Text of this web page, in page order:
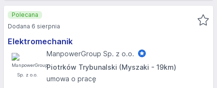
Elektromechanik
ManpowerGroup Sp. z o.o.
Piotrków Trybunalski (Myszaki - 19km)
umowa o pracę
Polecana
Dodana 6 sierpnia